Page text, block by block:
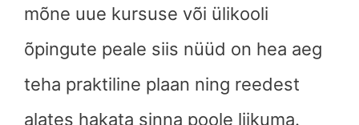
mõne uue kursuse või ülikooli
õpingute peale siis nüüd on hea aeg
teha praktiline plaan ning reedest
alates hakata sinna poole liikuma.